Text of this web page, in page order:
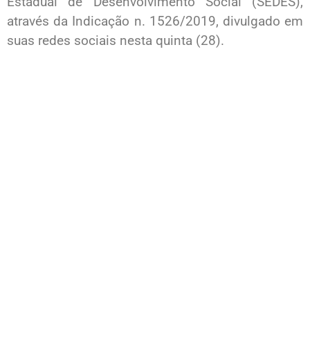
através da Indicação n. 1526/2019, divulgado em
suas redes sociais nesta quinta (28).